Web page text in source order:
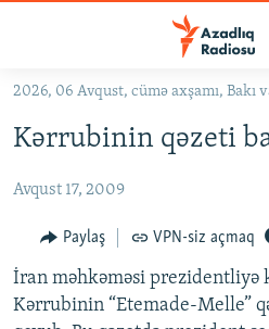
Əsas
qayıt
naviqasiyaya
Axtarışa
keç
KORRUPSIOMETR
#ƏSLINDƏ
FƏRQƏ BAX
QANUNI DOĞRU
2026, 06 Avqust, cümə axşamı, Bakı
Kərrubinin qəzeti
Avqust 17, 2009
Paylaş VPN-siz açmaq
İran məhkəməsi prezidentliyə
Kərrubinin “Etemade-Melle”